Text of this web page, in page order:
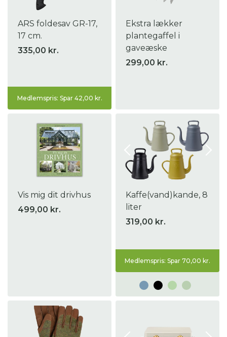
ARS foldesav GR-17,
17 cm.
335,00 kr.
Medlemspris: Spar 42,00 kr.
Ekstra lækker
plantegaffel i
gaveæske
299,00 kr.
Vis mig dit drivhus
499,00 kr.
Kaffe(vand)kande, 8
liter
319,00 kr.
Medlemspris: Spar 70,00 kr.